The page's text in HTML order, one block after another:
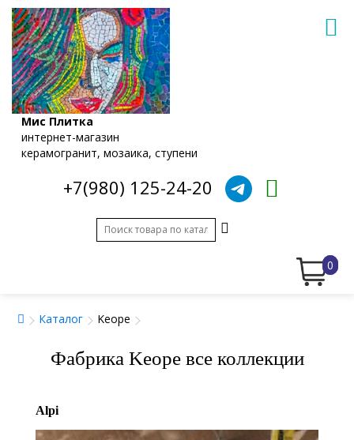
Мис Плитка
интернет-магазин
керамогранит, мозаика, ступени
+7(980) 125-24-20
0
Каталог Keope
Фабрика Keope все коллекции
Alpi